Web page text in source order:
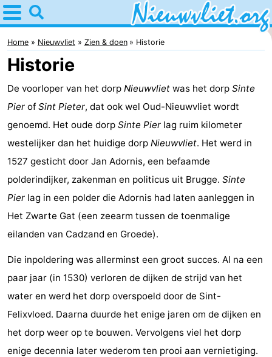
Home
Nieuwvliet
Tips
Voor
kinderen
Overnachten
Appartementen
Campings
Hotels
Vakantiehuizen
-
Bad
Meersee
-
Beach
-
Home Nieuwvliet Zien & doen Historie
Historie
De voorloper van het dorp Nieuwvliet was het dorp Sinte
Pier of Sint Pieter, dat ook wel Oud-Nieuwvliet wordt
genoemd. Het oude dorp Sinte Pier lag ruim kilometer
westelijker dan het huidige dorp Nieuwvliet. Het werd in
1527 gesticht door Jan Adornis, een befaamde
polderindijker, zakenman en politicus uit Brugge. Sinte
Pier lag in een polder die Adornis had laten aanleggen in
Het Zwarte Gat (een zeearm tussen de toenmalige
eilanden van Cadzand en Groede).
Die inpoldering was allerminst een groot succes. Al na een
paar jaar (in 1530) verloren de dijken de strijd van het
water en werd het dorp overspoeld door de Sint-
Felixvloed. Daarna duurde het enige jaren om de dijken en
het dorp weer op te bouwen. Vervolgens viel het dorp
enige decennia later wederom ten prooi aan vernietiging.